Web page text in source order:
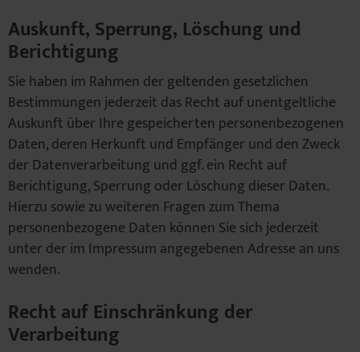
Auskunft, Sperrung, Löschung und
Berichtigung
Sie haben im Rahmen der geltenden gesetzlichen
Bestimmungen jederzeit das Recht auf unentgeltliche
Auskunft über Ihre gespeicherten personenbezogenen
Daten, deren Herkunft und Empfänger und den Zweck
der Datenverarbeitung und ggf. ein Recht auf
Berichtigung, Sperrung oder Löschung dieser Daten.
Hierzu sowie zu weiteren Fragen zum Thema
personenbezogene Daten können Sie sich jederzeit
unter der im Impressum angegebenen Adresse an uns
wenden.
Recht auf Einschränkung der
Verarbeitung